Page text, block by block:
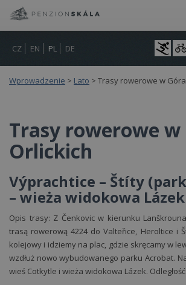
CZ EN PL DE
Wprowadzenie > Lato > Trasy rowerowe w
Trasy rowerowe w
Orlickich
Výprachtice – Štíty
– wieża widokowa Lázek
Opis trasy: Z Čenkovic w kierunku
trasą rowerową 4224 do Valteřice, Heroltice i
kolejowy i idziemy na plac, gdzie skręcamy w
wzdłuż nowo wybudowanego parku Acrobat.
wieś Cotkytle i wieża widokowa Lázek. Odległość